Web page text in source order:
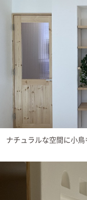
ナチュラルな空間に小